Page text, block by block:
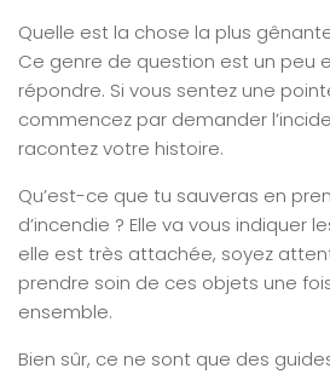
Quelle est la chose la plus
Ce genre de question est un peu
répondre. Si vous sentez une
commencez par demander
racontez votre histoire.
Qu’est-ce que tu sauveras en
d’incendie ? Elle va vous indiquer
elle est très attachée, soyez
prendre soin de ces objets une
ensemble.
Bien sûr, ce ne sont que des